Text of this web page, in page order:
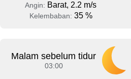
Angin: Barat, 2.2 m/s
Kelembaban: 35 %
Malam sebelum tidur
03:00